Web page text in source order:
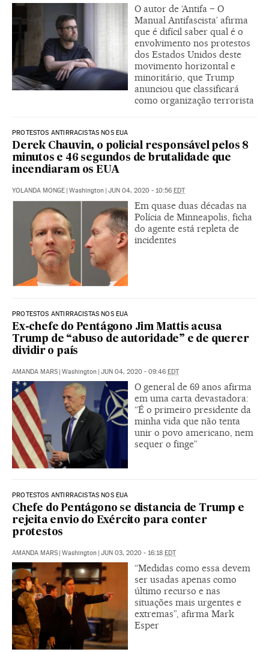
O autor de ‘Antifa – O
Manual Antifascista’ afirma
que é difícil saber qual é o
envolvimento nos protestos
dos Estados Unidos deste
movimento horizontal e
minoritário, que Trump
anunciou que classificará
como organização terrorista
PROTESTOS ANTIRRACISTAS NOS EUA
Derek Chauvin, o policial responsável pelos 8
minutos e 46 segundos de brutalidade que
incendiaram os EUA
YOLANDA MONGE | Washington | JUN 04, 2020 - 10:56 EDT
Em quase duas décadas na
Polícia de Minneapolis, ficha
do agente está repleta de
incidentes
PROTESTOS ANTIRRACISTAS NOS EUA
Ex-chefe do Pentágono Jim Mattis acusa
Trump de “abuso de autoridade” e de querer
dividir o país
AMANDA MARS | Washington | JUN 04, 2020 - 09:46 EDT
O general de 69 anos afirma
em uma carta devastadora:
“É o primeiro presidente da
minha vida que não tenta
unir o povo americano, nem
sequer o finge”
PROTESTOS ANTIRRACISTAS NOS EUA
Chefe do Pentágono se distancia de Trump e
rejeita envio do Exército para conter
protestos
AMANDA MARS | Washington | JUN 03, 2020 - 16:18 EDT
“Medidas como essa devem
ser usadas apenas como
último recurso e nas
situações mais urgentes e
extremas”, afirma Mark
Esper